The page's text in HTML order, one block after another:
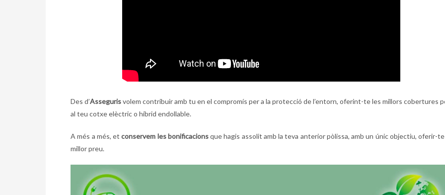
Des d’Assegurisvolem contribuir amb tu en el compromís per a la protecció de l’entorn, oferint-te les millors cobertures
al teu cotxe elèctric o híbrid endollable.
A més a més, etconservem les bonificacionsque hagis assolit amb la teva anterior pòlissa, amb un únic objectiu, oferir-
millor preu.